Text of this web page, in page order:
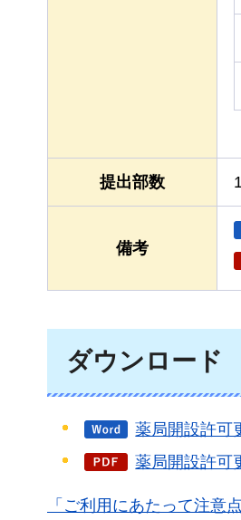
提出部数
備考
ダウンロード
薬局開設許可
薬局開設許可
「ご利用にあたって注意